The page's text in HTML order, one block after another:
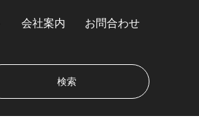
会社案内 お問合わせ